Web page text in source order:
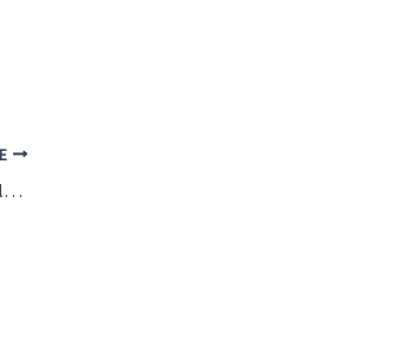
El musical «Las Guerreras K-POP» llega a Campillos el próximo 5 de junio